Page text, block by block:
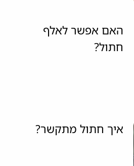
האם אפשר לאלף
חתול?
איך חתול מתקשר?